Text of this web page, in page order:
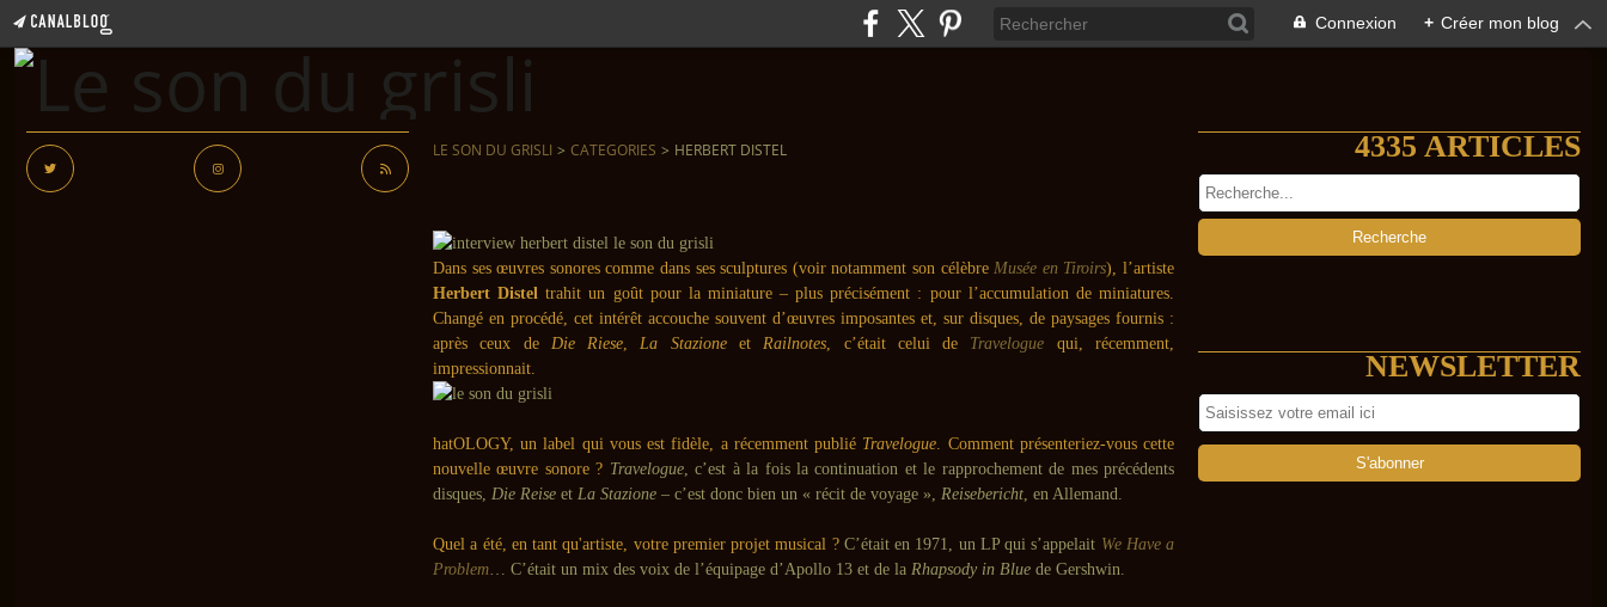
Connexion + Créer mon blog
LE SON DU GRISLI > CATEGORIES > HERBERT DISTEL
Dans ses œuvres sonores comme dans ses sculptures (voir notamment son célèbreMusée en Tiroirs), l’artiste
Herbert Distel trahit un goût pour la miniature – plus précisément : pour l’accumulation de miniatures.
Changé en procédé, cet intérêt accouche souvent d’œuvres imposantes et, sur disques, de paysages fournis :
après ceux de Die Riese,La StazioneetRailnotes, c’était celui de Travelogue
qui, récemment,
impressionnait.
hatOLOGY, un label qui vous est fidèle, a récemment publié Travelogue. Comment présenteriez-vous cette
nouvelle œuvre sonore ? Travelogue, c’est à la fois la continuation et le rapprochement de mes précédents
disques, Die Reise et La Stazione – c’est donc bien un « récit de voyage », Reisebericht, en Allemand.
Quel a été, en tant qu'artiste, votre premier projet musical ?C’était en 1971, un LP qui s’appelait We Have a
Problem… C’était un mix des voix de l’équipage d’Apollo 13 et de la Rhapsody in Blue de Gershwin.
4335 ARTICLES
NEWSLETTER